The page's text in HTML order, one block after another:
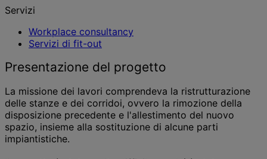
Servizi
Workplace consultancy
Servizi di fit-out
Presentazione del progetto
La missione dei lavori comprendeva la ristrutturazione
delle stanze e dei corridoi, ovvero la rimozione della
disposizione precedente e l'allestimento del nuovo
spazio, insieme alla sostituzione di alcune parti
impiantistiche.